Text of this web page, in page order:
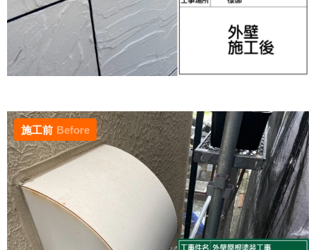
施工前 Before